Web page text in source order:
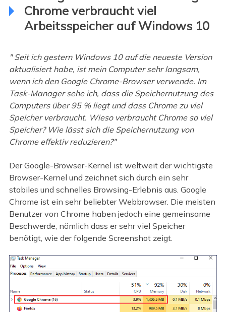
Chrome verbraucht viel
Arbeitsspeicher auf Windows 10
" Seit ich gestern Windows 10 auf die neueste Version
aktualisiert habe, ist mein Computer sehr langsam,
wenn ich den Google Chrome-Browser verwende. Im
Task-Manager sehe ich, dass die Speichernutzung des
Computers über 95 % liegt und dass Chrome zu viel
Speicher verbraucht. Wieso verbraucht Chrome so viel
Speicher? Wie lässt sich die Speichernutzung von
Chrome effektiv reduzieren?"
Der Google-Browser-Kernel ist weltweit der wichtigste
Browser-Kernel und zeichnet sich durch ein sehr
stabiles und schnelles Browsing-Erlebnis aus. Google
Chrome ist ein sehr beliebter Webbrowser. Die meisten
Benutzer von Chrome haben jedoch eine gemeinsame
Beschwerde, nämlich dass er sehr viel Speicher
benötigt, wie der folgende Screenshot zeigt.